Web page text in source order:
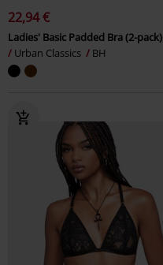
22,94 €
Ladies' Basic Padded Bra (2-pack)
Urban Classics
BH